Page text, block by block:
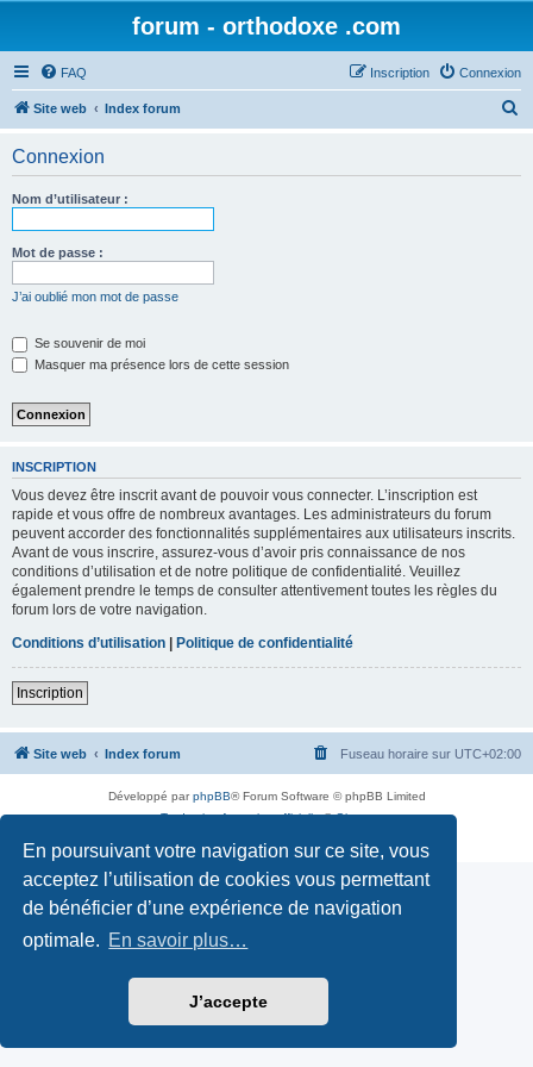
En poursuivant votre navigation sur ce site, vous
acceptez l’utilisation de cookies vous permettant
de bénéficier d’une expérience de navigation
optimale. En savoir plus…
J’accepte
forum - orthodoxe .com
FAQ Connexion
Inscription
Site web Index forum
Connexion
Nom d’utilisateur :
Mot de passe :
J’ai oublié mon mot de passe
Se souvenir de moi
Masquer ma présence lors de cette session
INSCRIPTION
Vous devez être inscrit avant de pouvoir vous connecter. L’inscription est
rapide et vous offre de nombreux avantages. Les administrateurs du forum
peuvent accorder des fonctionnalités supplémentaires aux utilisateurs inscrits.
Avant de vous inscrire, assurez-vous d’avoir pris connaissance de nos
conditions d’utilisation et de notre politique de confidentialité. Veuillez
également prendre le temps de consulter attentivement toutes les règles du
forum lors de votre navigation.
Conditions d’utilisation | Politique de confidentialité
Inscription
Site web Index forum Fuseau horaire sur UTC+02:00
Développé parphpBB® Forum Software © phpBB Limited
Traduction française officielle©Qiaeru